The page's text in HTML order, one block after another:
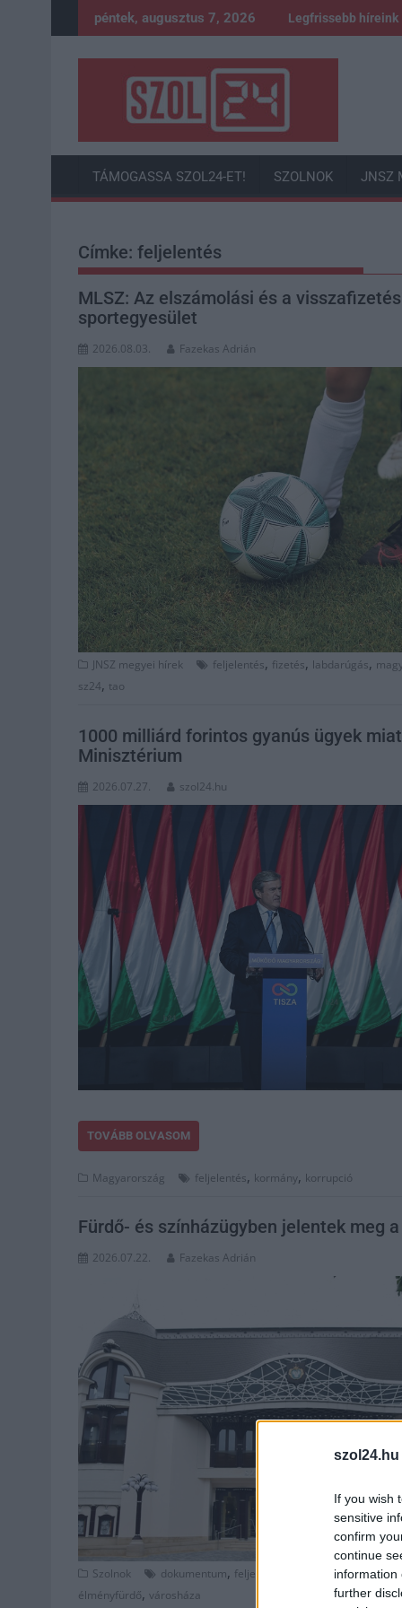
szol24.hu
If you wish
sensitive
confirm
continue
information
further
to
péntek, augusztus 7, 2026 Legfrissebb híreink
TÁMOGASSA SZOL24-ET! SZOLNOK JNSZ
Címke: feljelentés
MLSZ: Az elszámolási és a
sportegyesület
2026.08.03. Fazekas Adrián
JNSZ megyei hírek feljelentés, fizetés, labdarúgás,
sz24, tao
1000 milliárd forintos gyanús ügyek
Minisztérium
2026.07.27. szol24.hu
TOVÁBB OLVASOM
Magyarország feljelentés, kormány, korrupció
Fürdő- és színházügyben jelentek meg
2026.07.22. Fazekas Adrián
Szolnok dokumentum, feljelentés györfi mihály,nav,
élményfürdő, városháza